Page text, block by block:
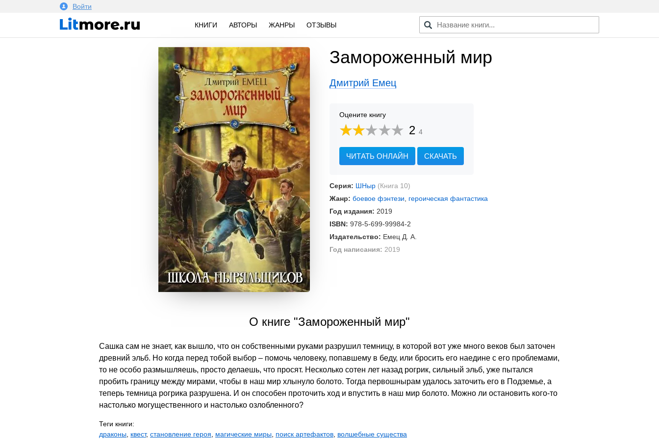
Войти
КНИГИ АВТОРЫ ЖАНРЫ ОТЗЫВЫ
Замороженный мир
Дмитрий Емец
Оцените книгу
2 4
ЧИТАТЬ ОНЛАЙН СКАЧАТЬ
Серия: ШНыр (Книга 10)
Жанр: боевое фэнтези
героическая фантастика
Год издания: 2019
ISBN: 978-5-699-99984-2
Издательство: Емец Д. А.
Год написания: 2019
О книге "Замороженный мир"
Сашка сам не знает, как вышло, что он собственными руками разрушил темницу, в которой вот уже много веков был заточен
древний эльб. Но когда перед тобой выбор – помочь человеку, попавшему в беду, или бросить его наедине с его проблемами,
то не особо размышляешь, просто делаешь, что просят. Несколько сотен лет назад рогрик, сильный эльб, уже пытался
пробить границу между мирами, чтобы в наш мир хлынуло болото. Тогда первошнырам удалось заточить его в Подземье, а
теперь темница рогрика разрушена. И он способен проточить ход и впустить в наш мир болото. Можно ли остановить кого-то
настолько могущественного и настолько озлобленного?
Теги книги:
драконы квест, становление героя магические миры поиск артефактов волшебные существа